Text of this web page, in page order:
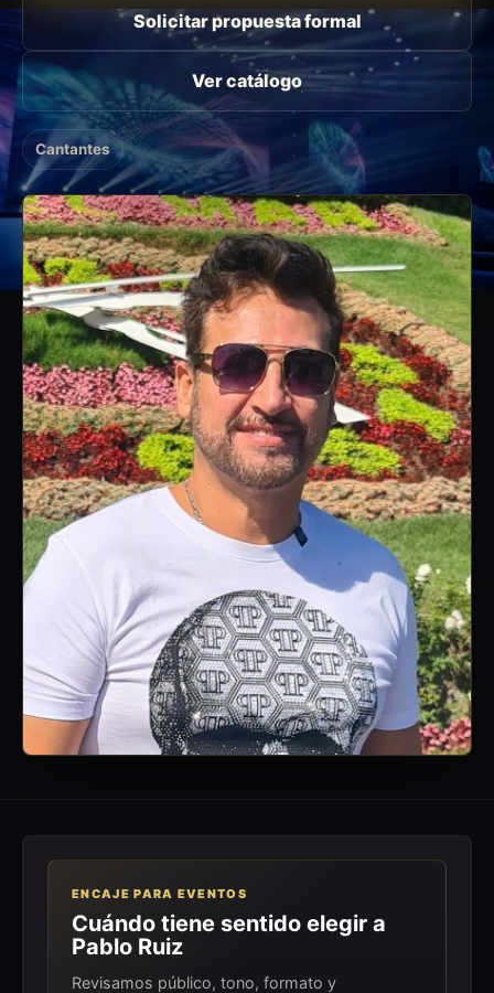
Solicitar propuesta formal
Ver catálogo
Cantantes
ENCAJE PARA EVENTOS
Cuándo tiene sentido elegir a
Pablo Ruiz
Revisamos público, tono, formato y